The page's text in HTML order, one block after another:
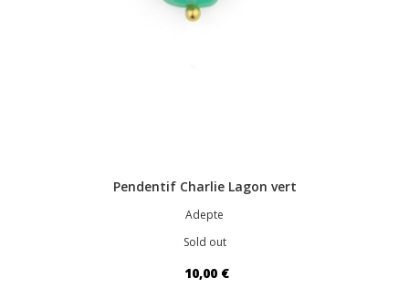
Pendentif Charlie Lagon vert
Adepte
Sold out
10,00 €